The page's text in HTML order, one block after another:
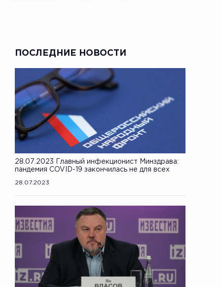
ПОСЛЕДНИЕ НОВОСТИ
28.07.2023 Главный инфекционист Минздрава:
пандемия COVID-19 закончилась не для всех
28.07.2023